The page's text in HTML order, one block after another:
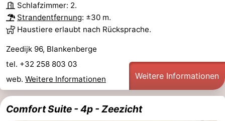
Schlafzimmer: 2.
Strandentfernung: ±30 m.
Haustiere erlaubt nach Rücksprache.
Zeedijk 96, Blankenberge
tel. +32 258 803 03
web. Weitere Informationen Weitere Informationen
Comfort Suite - 4p - Zeezicht